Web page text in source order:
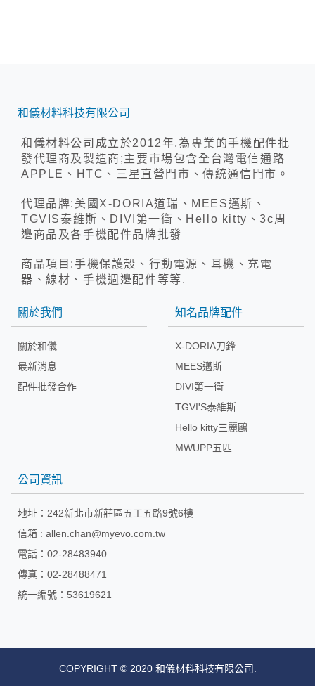
和儀材料科技有限公司
和儀材料公司成立於2012年,為專業的手機配件批
發代理商及製造商;主要市場包含全台灣電信通路
APPLE、HTC、三星直營門市、傳統通信門市。
代理品牌:美國X-DORIA道瑞、MEES邁斯、
TGVIS泰維斯、DIVI第一衛、Hello kitty、3c周
邊商品及各手機配件品牌批發
商品項目:手機保護殼、行動電源、耳機、充電
器、線材、手機週邊配件等等.
關於我們
關於和儀
最新消息
配件批發合作
知名品牌配件
X-DORIA刀鋒
MEES邁斯
DIVI第一衛
TGVI'S泰維斯
Hello kitty三麗鷗
MWUPP五匹
公司資訊
地址： 242新北市新莊區五工五路9號6樓
信箱 : allen.chan@myevo.com.tw
電話：02-28483940
傳真：02-28488471
統一編號：53619621
COPYRIGHT © 2020 和儀材料科技有限公司.